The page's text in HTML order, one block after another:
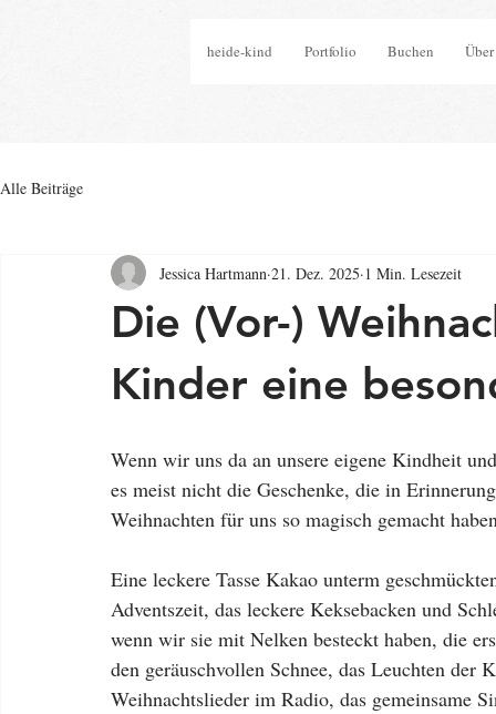
heide-kind Portfolio Buchen
Alle Beiträge
Die (Vor-)
Kinder eine
Jessica Hartmann 21. Dez. 2025 1 Min. Lesezeit
Wenn wir uns da an unsere eigene Kindheit
es meist nicht die Geschenke, die in
Weihnachten für uns so magisch gemacht
Eine leckere Tasse Kakao unterm
Adventszeit, das leckere Keksebacken und
wenn wir sie mit Nelken besteckt haben, die
den geräuschvollen Schnee, das Leuchten
Weihnachtslieder im Radio, das gemeinsame